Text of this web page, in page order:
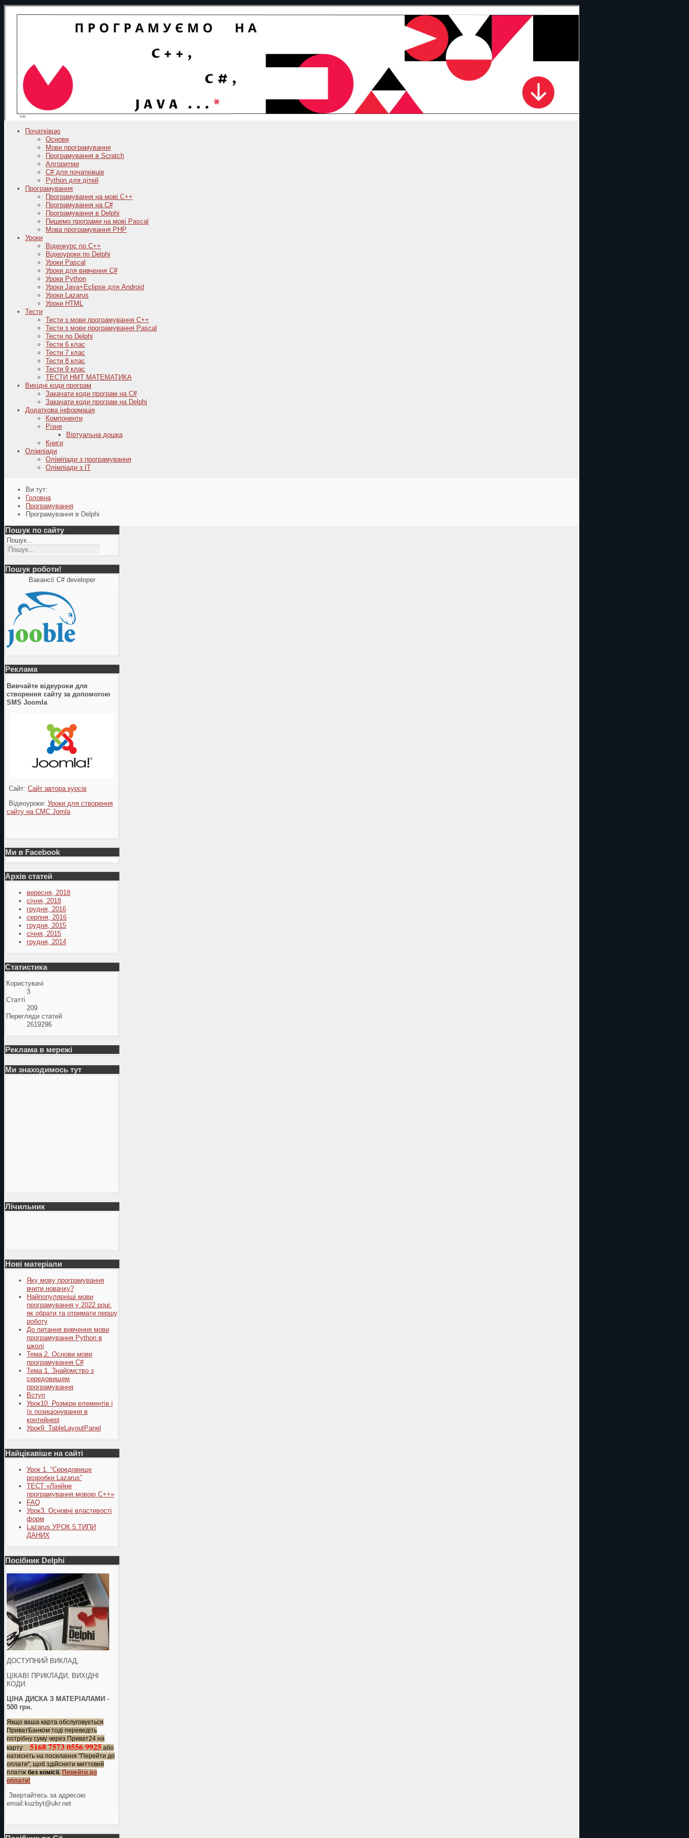
Початківцю
Основи
Мови програмування
Програмування в Scratch
Алгоритми
C# для початківців
Python для дітей
Програмування
Програмування на мові C++
Програмування на C#
Програмування в Delphi
Пишемо програми на мові Pascal
Мова програмування PHP
Уроки
Відеокурс по С++
Відеоуроки по Delphi
Уроки Pascal
Уроки для вивчення C#
Уроки Python
Уроки Java+Eclipse для Android
Уроки Lazarus
Уроки HTML
Тести
Тести з мови програмування C++
Тести з мови програмування Pascal
Тести по Delphi
Тести 6 клас
Тести 7 клас
Тести 8 клас
Тести 9 клас
ТЕСТИ НМТ МАТЕМАТИКА
Вихідні коди програм
Закачати коди програм на C#
Закачати коди програм на Delphi
Додаткова інформація
Компоненти
Різне
Віртуальна дошка
Книги
Олімпіади
Оліміпади з програмування
Олімпіади з ІТ
Ви тут:
Головна
Програмування
Програмування в Delphi
Пошук по сайту
Пошук...
Пошук роботи!
Вакансії C# developer
Реклама
Вивчайте відеуроки для
створення сайту за допомогою
SMS Joomla
Сайт: Сайт автора курсів
Відеоуроки: Уроки для створення
сайту на СМС Jomla
Ми в Facebook
Архів статей
вересня, 2018
січня, 2018
грудня, 2016
серпня, 2016
грудня, 2015
січня, 2015
грудня, 2014
Статистика
Користувачі
3
Статті
209
Перегляди статей
2619296
Реклама в мережі
Ми знаходимось тут
Лічильник
Нові матеріали
Яку мову програмування
вчити новачку?
Найпопулярніші мови
програмування у 2022 році:
як обрати та отримати першу
роботу
До питання вивчення мови
програмування Python в
школі
Тема 2. Основи мови
програмування C#
Тема 1. Знайомство з
середовищем
програмування
Вступ
Урок10. Розміри елементів і
їх позиціонування в
контейнері
Урок9. TableLayoutPanel
Найцікавіше на сайті
Урок 1. “Середовище
розробки Lazarus”
ТЕСТ «Лінійне
програмування мовою С++»
FAQ
Урок3. Основні властивості
форм
Lazarus.УРОК 5.ТИПИ
ДАНИХ
Посібник Delphi
ДОСТУПНИЙ ВИКЛАД,
ЦІКАВІ ПРИКЛАДИ, ВИХІДНІ
КОДИ.
ЦІНА ДИСКА З МАТЕРІАЛАМИ -
500 грн.
Якщо ваша карта обслуговується
ПриватБанком тоді переведіть
потрібну суму через Приват24 на
карту 5168 7573 0556 9925 або
натисніть на посилання "Перейти до
оплати", щоб здійснити миттєвий
платіж без комісії. Перейти до
оплати!
Звертайтесь за адресою
еmail:kuzbyt@ukr.net